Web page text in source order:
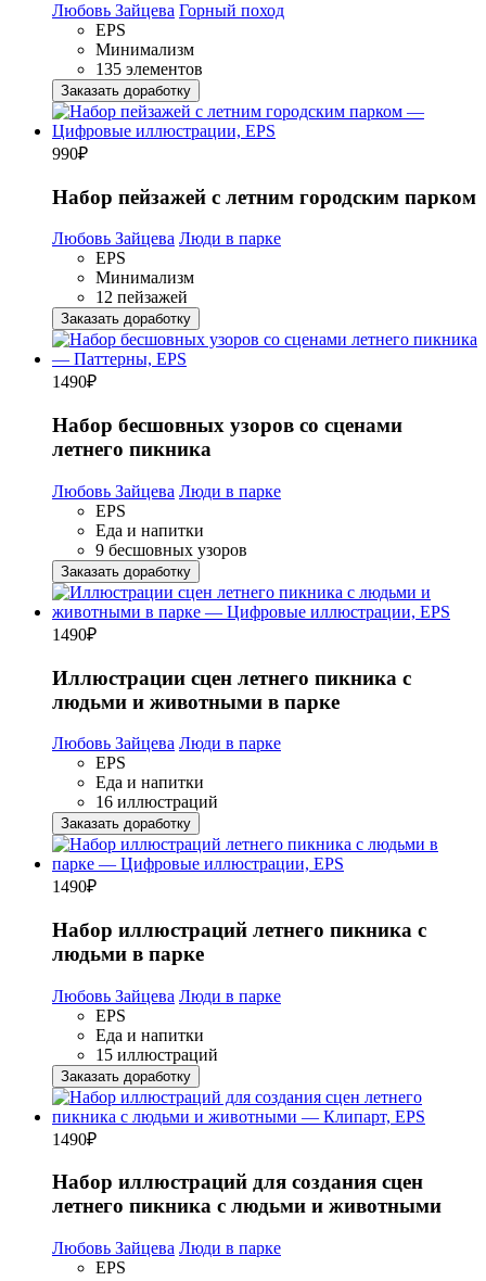
Любовь Зайцева Горный поход
EPS
Минимализм
135 элементов
Заказать доработку
990₽
Набор пейзажей с летним городским парком
Любовь Зайцева Люди в парке
EPS
Минимализм
12 пейзажей
Заказать доработку
1490₽
Набор бесшовных узоров со сценами
летнего пикника
Любовь Зайцева Люди в парке
EPS
Еда и напитки
9 бесшовных узоров
Заказать доработку
1490₽
Иллюстрации сцен летнего пикника с
людьми и животными в парке
Любовь Зайцева Люди в парке
EPS
Еда и напитки
16 иллюстраций
Заказать доработку
1490₽
Набор иллюстраций летнего пикника с
людьми в парке
Любовь Зайцева Люди в парке
EPS
Еда и напитки
15 иллюстраций
Заказать доработку
1490₽
Набор иллюстраций для создания сцен
летнего пикника с людьми и животными
Любовь Зайцева Люди в парке
EPS